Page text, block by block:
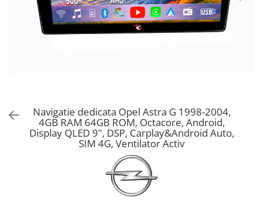
Navigatie dedicata Opel Astra G 1998-2004,
4GB RAM 64GB ROM, Octacore, Android,
Display QLED 9", DSP, Carplay&Android Auto,
SIM 4G, Ventilator Activ